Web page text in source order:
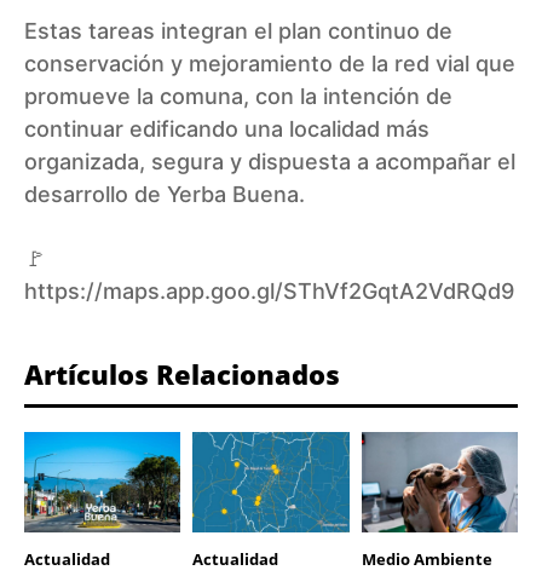
Estas tareas integran el plan continuo de
conservación y mejoramiento de la red vial que
promueve la comuna, con la intención de
continuar edificando una localidad más
organizada, segura y dispuesta a acompañar el
desarrollo de Yerba Buena.
🚩
https://maps.app.goo.gl/SThVf2GqtA2VdRQd9
Artículos Relacionados
Actualidad Actualidad Medio Ambiente